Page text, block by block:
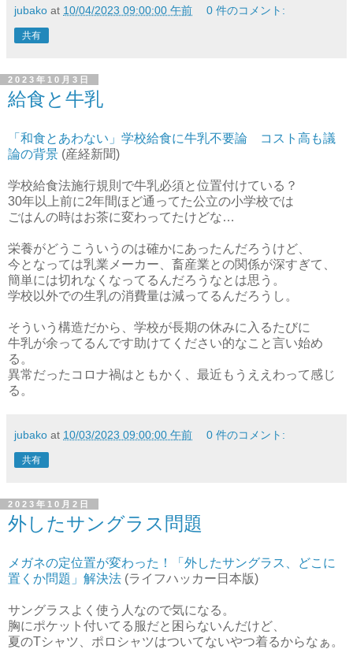
jubako at 10/04/2023 09:00:00 午前 0 件のコメント:
共有
2023年10月3日
給食と牛乳
「和食とあわない」学校給食に牛乳不要論 コスト高も議
論の背景 (産経新聞)
学校給食法施行規則で牛乳必須と位置付けている？
30年以上前に2年間ほど通ってた公立の小学校では
ごはんの時はお茶に変わってたけどな…
栄養がどうこういうのは確かにあったんだろうけど、
今となっては乳業メーカー、畜産業との関係が深すぎて、
簡単には切れなくなってるんだろうなとは思う。
学校以外での生乳の消費量は減ってるんだろうし。
そういう構造だから、学校が長期の休みに入るたびに
牛乳が余ってるんです助けてください的なこと言い始め
る。
異常だったコロナ禍はともかく、最近もうええわって感じ
る。
jubako at 10/03/2023 09:00:00 午前 0 件のコメント:
共有
2023年10月2日
外したサングラス問題
メガネの定位置が変わった！「外したサングラス、どこに
置くか問題」解決法 (ライフハッカー日本版)
サングラスよく使う人なので気になる。
胸にポケット付いてる服だと困らないんだけど、
夏のTシャツ、ポロシャツはついてないやつ着るからなぁ。